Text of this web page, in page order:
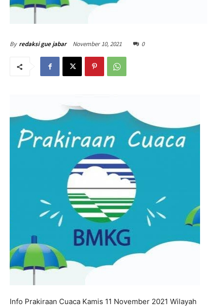
By redaksi gue jabar November 10, 2021 0
Info Prakiraan Cuaca Kamis 11 November 2021 Wilayah